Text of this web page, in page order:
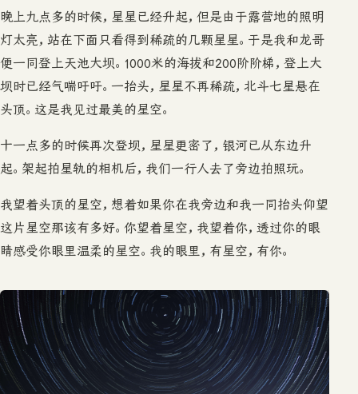
晚上九点多的时候，星星已经升起，但是由于露营地的照明
灯太亮，站在下面只看得到稀疏的几颗星星。于是我和龙哥
便一同登上天池大坝。1000米的海拔和200阶阶梯，登上大
坝时已经气喘吁吁。一抬头，星星不再稀疏，北斗七星悬在
头顶。这是我见过最美的星空。
十一点多的时候再次登坝，星星更密了，银河已从东边升
起。架起拍星轨的相机后，我们一行人去了旁边拍照玩。
我望着头顶的星空，想着如果你在我旁边和我一同抬头仰望
这片星空那该有多好。你望着星空，我望着你，透过你的眼
睛感受你眼里温柔的星空。我的眼里，有星空，有你。